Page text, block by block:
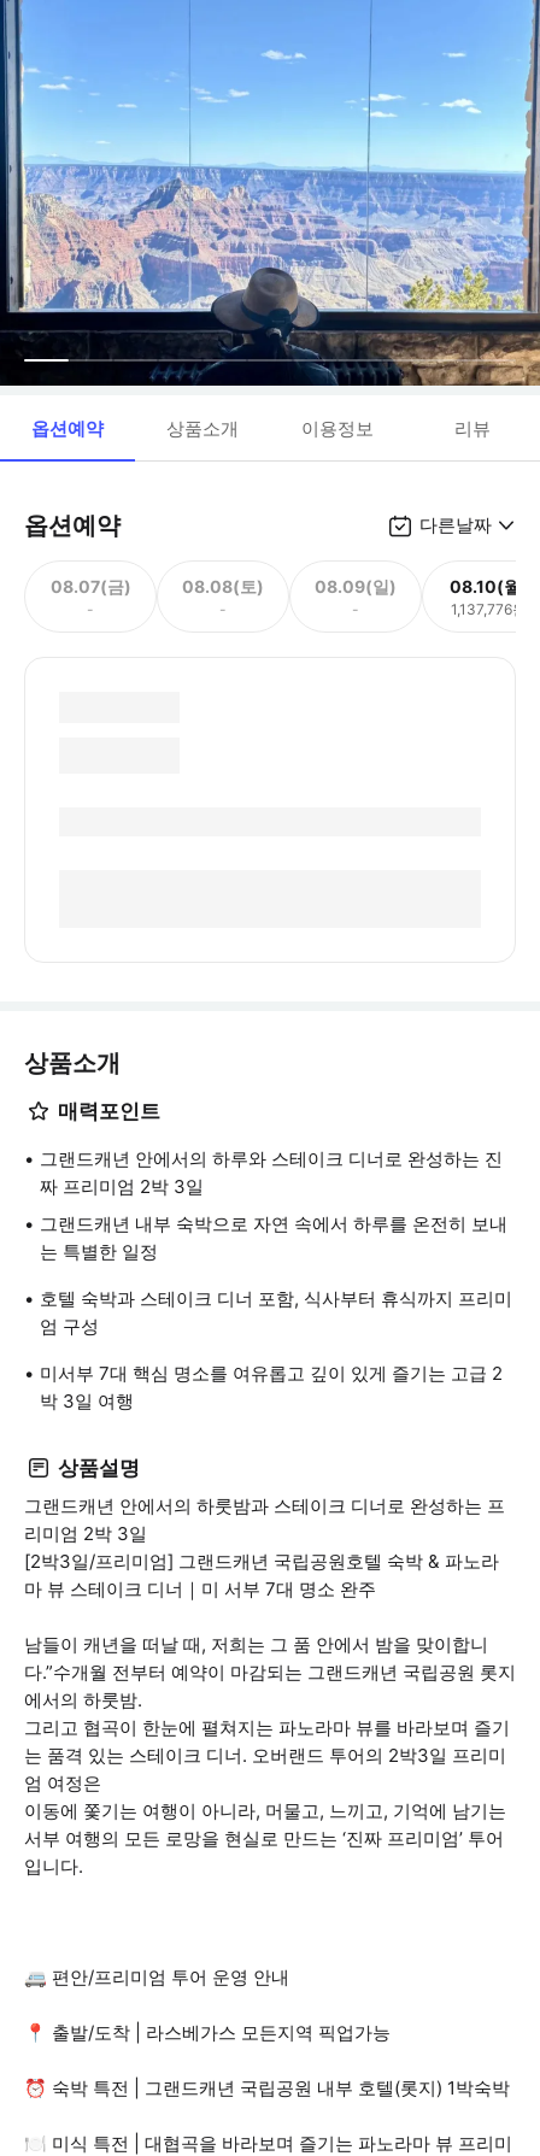
옵션예약 상품소개 이용정보 리뷰
옵션예약 다른날짜
08.07(금)
-
08.08(토)
-
08.09(일)
-
08.10(월)
1,137,776원
상품소개
매력포인트
그랜드캐년 안에서의 하루와 스테이크 디너로 완성하는 진
짜 프리미엄 2박 3일
그랜드캐년 내부 숙박으로 자연 속에서 하루를 온전히 보내
는 특별한 일정
호텔 숙박과 스테이크 디너 포함, 식사부터 휴식까지 프리미
엄 구성
미서부 7대 핵심 명소를 여유롭고 깊이 있게 즐기는 고급 2
박 3일 여행
상품설명
그랜드캐년 안에서의 하룻밤과 스테이크 디너로 완성하는 프
리미엄 2박 3일
[2박3일/프리미엄] 그랜드캐년 국립공원호텔 숙박 & 파노라
마 뷰 스테이크 디너｜미 서부 7대 명소 완주
남들이 캐년을 떠날 때, 저희는 그 품 안에서 밤을 맞이합니
다.”수개월 전부터 예약이 마감되는 그랜드캐년 국립공원 롯지
에서의 하룻밤.
그리고 협곡이 한눈에 펼쳐지는 파노라마 뷰를 바라보며 즐기
는 품격 있는 스테이크 디너. 오버랜드 투어의 2박3일 프리미
엄 여정은
이동에 쫓기는 여행이 아니라, 머물고, 느끼고, 기억에 남기는
서부 여행의 모든 로망을 현실로 만드는 ‘진짜 프리미엄’ 투어
입니다.
🚐 편안/프리미엄 투어 운영 안내
📍 출발/도착 | 라스베가스 모든지역 픽업가능
⏰ 숙박 특전 | 그랜드캐년 국립공원 내부 호텔(롯지) 1박숙박
🍽️ 미식 특전 | 대협곡을 바라보며 즐기는 파노라마 뷰 프리미